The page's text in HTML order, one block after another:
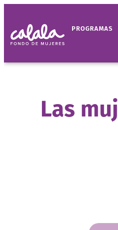
PROGRAMAS
Las